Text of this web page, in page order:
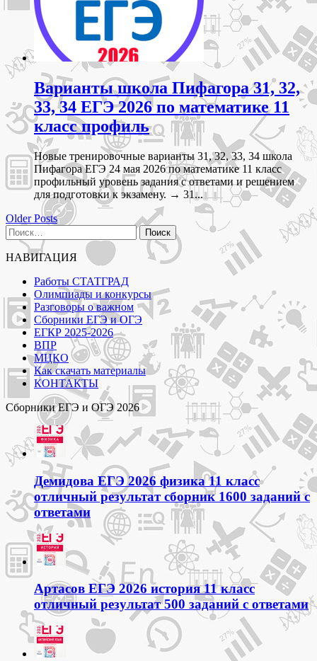
Варианты школа Пифагора 31, 32,
33, 34 ЕГЭ 2026 по математике 11
класс профиль
Новые тренировочные варианты 31, 32, 33, 34 школа
Пифагора ЕГЭ 24 мая 2026 по математике 11 класс
профильный уровень задания с ответами и решением
для подготовки к экзамену. → 31...
Навигация
по
записям
Older Posts
Найти:
НАВИГАЦИЯ
Работы СТАТГРАД
Олимпиады и конкурсы
Разговоры о важном
Сборники ЕГЭ и ОГЭ
ЕГКР 2025-2026
ВПР
МЦКО
Как скачать материалы
КОНТАКТЫ
Сборники ЕГЭ и ОГЭ 2026
Демидова ЕГЭ 2026 физика 11 класс
отличный результат сборник 1600 заданий с
ответами
Артасов ЕГЭ 2026 история 11 класс
отличный результат 500 заданий с ответами